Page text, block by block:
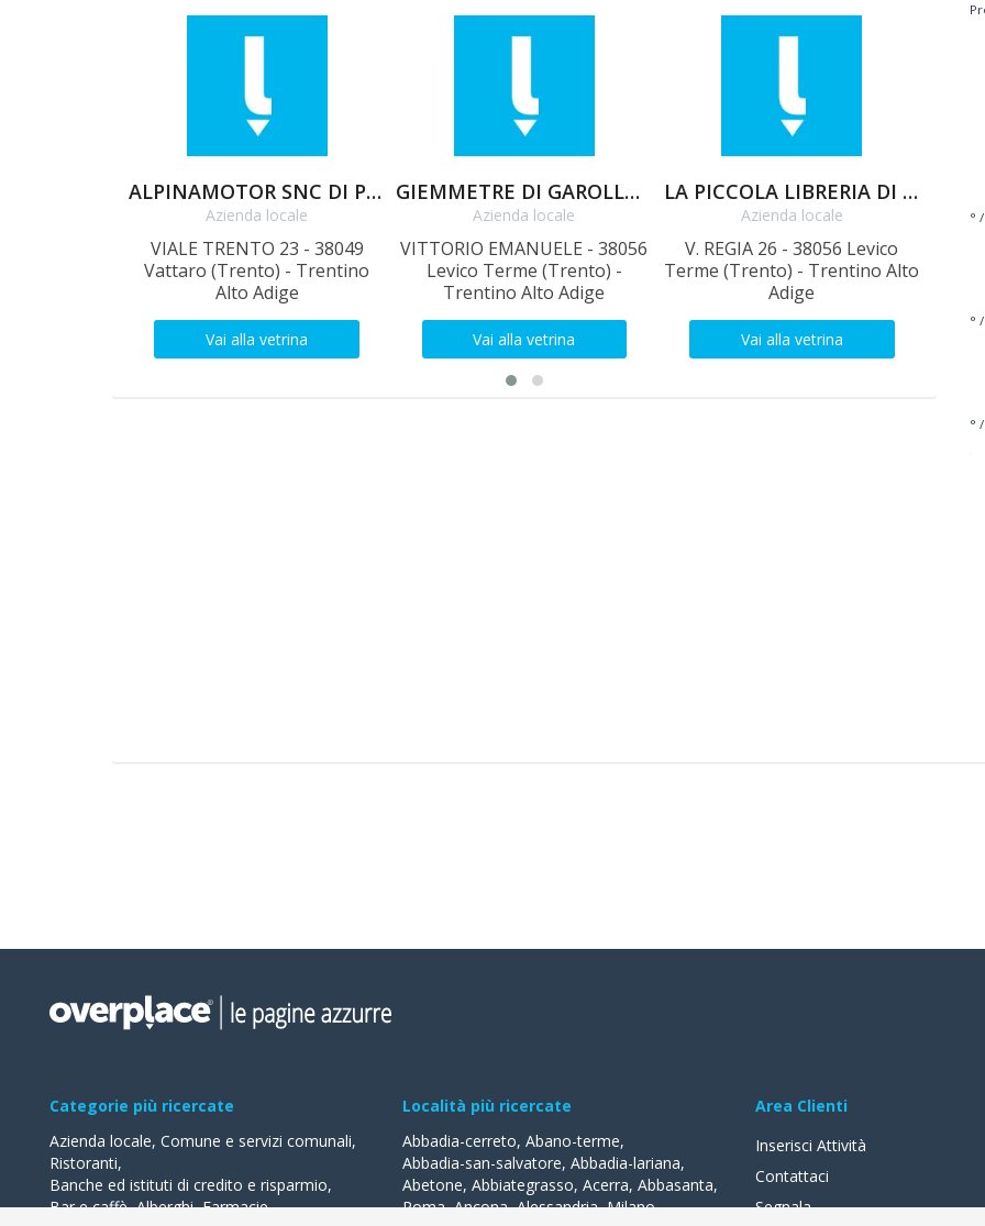
ALPINAMOTOR SNC DI PERPRUNER FRANCO & C.
Azienda locale
VIALE TRENTO 23 - 38049
Vattaro (Trento) - Trentino
Alto Adige
Vai alla vetrina
GIEMMETRE DI GAROLLO MARTA _ C. SNC
Azienda locale
VITTORIO EMANUELE - 38056
Levico Terme (Trento) -
Trentino Alto Adige
Vai alla vetrina
LA PICCOLA LIBRERIA DI BALDISSERA GIOVANNA E ORLANDI LISA SNC
Azienda locale
V. REGIA 26 - 38056 Levico
Terme (Trento) - Trentino Alto
Adige
Vai alla vetrina
°
°
°
Categorie più ricercate
Azienda locale, Comune e servizi comunali,
Ristoranti,
Banche ed istituti di credito e risparmio,
Bar e caffè,Alberghi,Farmacie,
Località più ricercate
Abbadia-cerreto, Abano-terme,
Abbadia-san-salvatore, Abbadia-lariana,
Abetone, Abbiategrasso, Acerra, Abbasanta,
Roma,Ancona,Alessandria,Milano,
Area Clienti
Inserisci Attività
Contattaci
Segnala